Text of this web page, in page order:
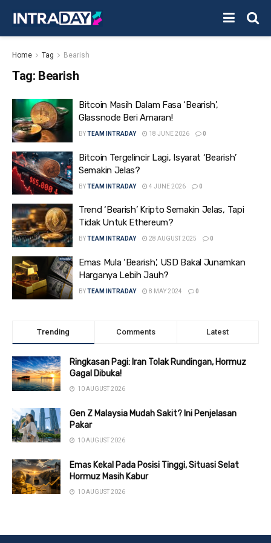
Home Tag Bearish
Tag: Bearish
Bitcoin Masih Dalam Fasa ‘Bearish’,
Glassnode Beri Amaran!
BYTEAM INTRADAY 18 JUNE 2026 0
Bitcoin Tergelincir Lagi, Isyarat ‘Bearish’
Semakin Jelas?
BYTEAM INTRADAY 4 JUNE 2026 0
Trend ‘Bearish’ Kripto Semakin Jelas, Tapi
Tidak Untuk Ethereum?
BYTEAM INTRADAY 28 AUGUST 2025 0
Emas Mula ‘Bearish’, USD Bakal Junamkan
Harganya Lebih Jauh?
BYTEAM INTRADAY 8 MAY 2024 0
Trending Comments Latest
Ringkasan Pagi: Iran Tolak Rundingan, Hormuz
Gagal Dibuka!
10 AUGUST 2026
Gen Z Malaysia Mudah Sakit? Ini Penjelasan
Pakar
10 AUGUST 2026
Emas Kekal Pada Posisi Tinggi, Situasi Selat
Hormuz Masih Kabur
10 AUGUST 2026